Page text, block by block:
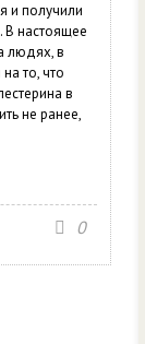
и получили
В настоящее
людях, в
то, что
в
не ранее,
0